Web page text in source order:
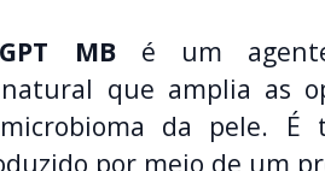
MBé um agente
que amplia as
da pele. É
por meio de um